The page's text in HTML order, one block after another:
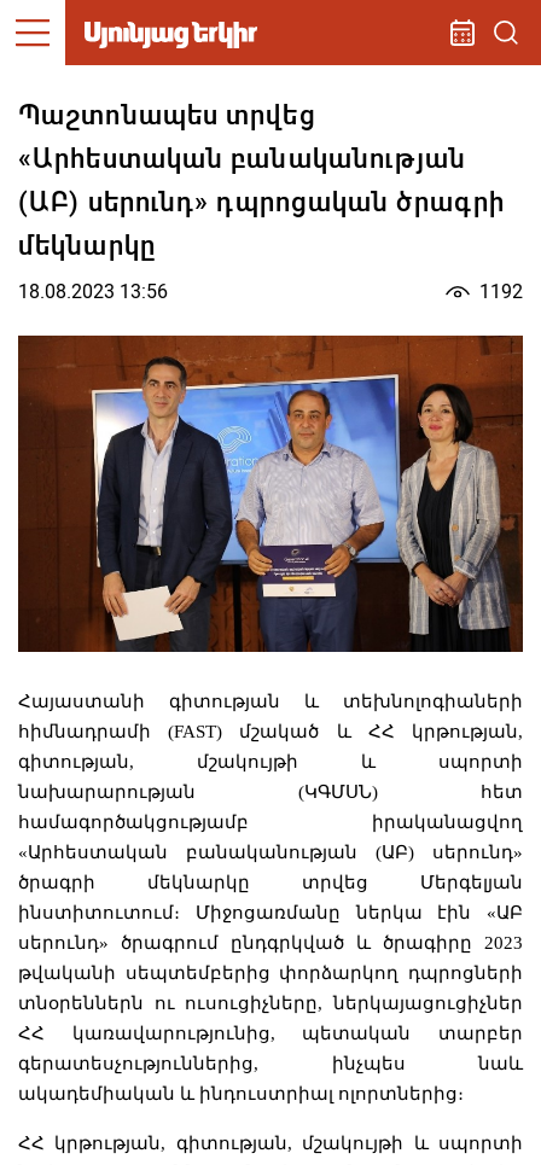
Պաշտոնապես տրվեց
«Արհեստական բանականության
(ԱԲ) սերունդ» դպրոցական ծրագրի
մեկնարկը
18.08.2023 13:56 1192
Հայաստանի գիտության և տեխնոլոգիաների
հիմնադրամի (FAST) մշակած և ՀՀ կրթության,
գիտության, մշակույթի և սպորտի
նախարարության (ԿԳՄՍՆ) հետ
համագործակցությամբ իրականացվող
«Արհեստական բանականության (ԱԲ) սերունդ»
ծրագրի մեկնարկը տրվեց Մերգելյան
ինստիտուտում։ Միջոցառմանը ներկա էին «ԱԲ
սերունդ» ծրագրում ընդգրկված և ծրագիրը 2023
թվականի սեպտեմբերից փորձարկող դպրոցների
տնօրեններն ու ուսուցիչները, ներկայացուցիչներ
ՀՀ կառավարությունից, պետական տարբեր
գերատեսչություններից, ինչպես նաև
ակադեմիական և ինդուստրիալ ոլորտներից։
ՀՀ կրթության, գիտության, մշակույթի և սպորտի